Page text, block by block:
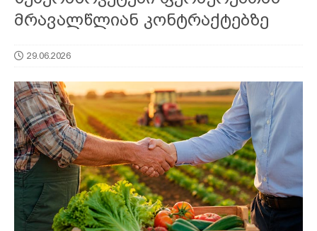
მრავალწლიან კონტრაქტებზე
29.06.2026